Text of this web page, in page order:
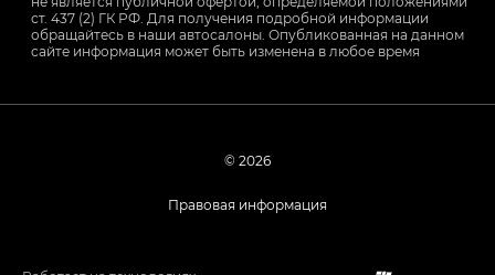
ст. 437 (2) ГК РФ. Для получения подробной информации
обращайтесь в наши автосалоны. Опубликованная на данном
сайте информация может быть изменена в любое время
© 2026
Правовая информация